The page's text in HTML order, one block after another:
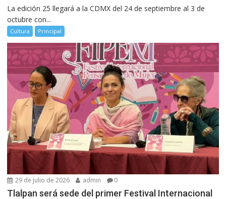
La edición 25 llegará a la CDMX del 24 de septiembre al 3 de
octubre con...
Cultura Principal
29 de julio de 2026 admin 0
Tlalpan será sede del primer Festival Internacional